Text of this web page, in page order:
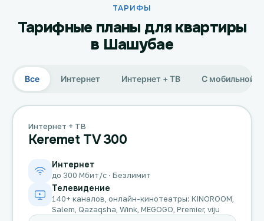
ТАРИФЫ
Тарифные планы для квартиры
в Шашубае
Все Интернет Интернет + ТВ С мобильной
Интернет + ТВ
Keremet TV 300
Интернет
до 300 Мбит/с · Безлимит
Телевидение
140+ каналов, онлайн-кинотеатры: KINOROOM,
Salem, Qazaqsha, Wink, MEGOGO, Premier, viju